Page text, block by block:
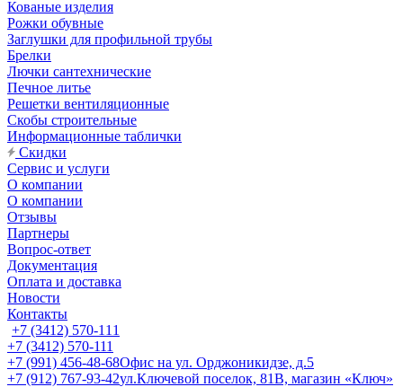
Кованые изделия
Рожки обувные
Заглушки для профильной трубы
Брелки
Лючки сантехнические
Печное литье
Решетки вентиляционные
Скобы строительные
Информационные таблички
Скидки
Сервис и услуги
О компании
О компании
Отзывы
Партнеры
Вопрос-ответ
Документация
Оплата и доставка
Новости
Контакты
+7 (3412) 570-111
+7 (3412) 570-111
+7 (991) 456-48-68Офис на ул. Орджоникидзе, д.5
+7 (912) 767-93-42ул.Ключевой поселок, 81В, магазин «Ключ»